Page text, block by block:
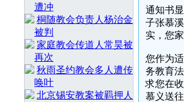
遭冲
桐随教会负责人杨治金
被判
家庭教会传道人常昊被
再次
秋雨圣约教会多人遭传
唤叶
北京锡安教案被羁押人
通知书
子张慕
实，您
您作为
务教育
求您在
慕义送